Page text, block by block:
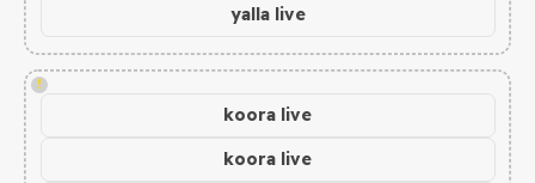
yalla live
!
koora live
koora live